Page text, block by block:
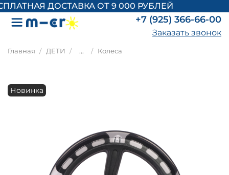
ДОСТАВКА ОТ 9 000 РУБЛЕЙ
+7 (925) 366-66-00
Заказать звонок
Главная ДЕТИ ... Колеса
Новинка